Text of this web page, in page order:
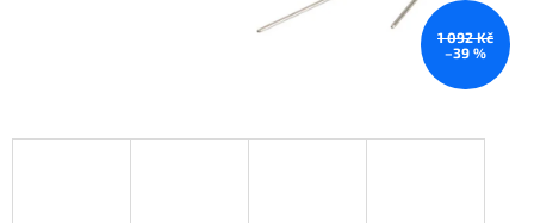
1 092 Kč
–39 %